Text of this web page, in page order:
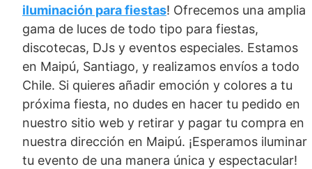
iluminación para fiestas! Ofrecemos una amplia
gama de luces de todo tipo para fiestas,
discotecas, DJs y eventos especiales. Estamos
en Maipú, Santiago, y realizamos envíos a todo
Chile. Si quieres añadir emoción y colores a tu
próxima fiesta, no dudes en hacer tu pedido en
nuestro sitio web y retirar y pagar tu compra en
nuestra dirección en Maipú. ¡Esperamos iluminar
tu evento de una manera única y espectacular!